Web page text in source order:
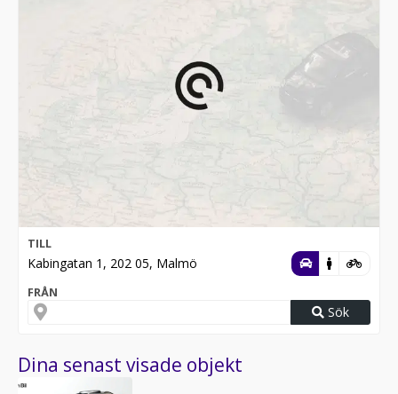
TILL
Kabingatan 1, 202 05, Malmö
FRÅN
Sök
Dina senast visade objekt